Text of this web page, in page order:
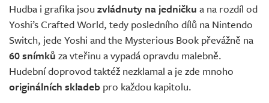
Hudba i grafika jsou zvládnuty na jedničku a na rozdíl od
Yoshi’s Crafted World, tedy posledního dílů na Nintendo
Switch, jede Yoshi and the Mysterious Book převážně na
60 snímků za vteřinu a vypadá opravdu malebně.
Hudební doprovod taktéž nezklamal a je zde mnoho
originálních skladeb pro každou kapitolu.